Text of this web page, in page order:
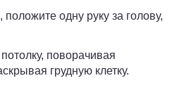
положите одну руку за голову,
поворачивая
грудную клетку.